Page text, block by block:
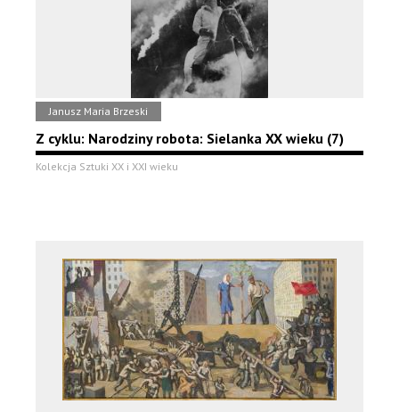
Janusz Maria Brzeski
Z cyklu: Narodziny robota: Sielanka XX wieku (7)
Kolekcja Sztuki XX i XXI wieku